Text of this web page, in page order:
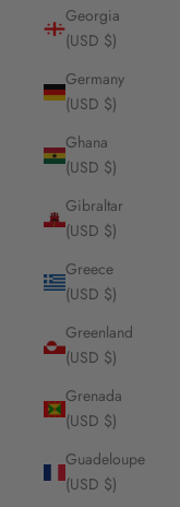
Georgia
(USD $)
Germany
(USD $)
Ghana
(USD $)
Gibraltar
(USD $)
Greece
(USD $)
Greenland
(USD $)
Grenada
(USD $)
Guadeloupe
(USD $)